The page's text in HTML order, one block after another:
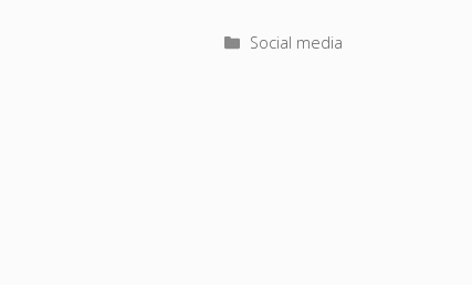
Kategorie
Social media